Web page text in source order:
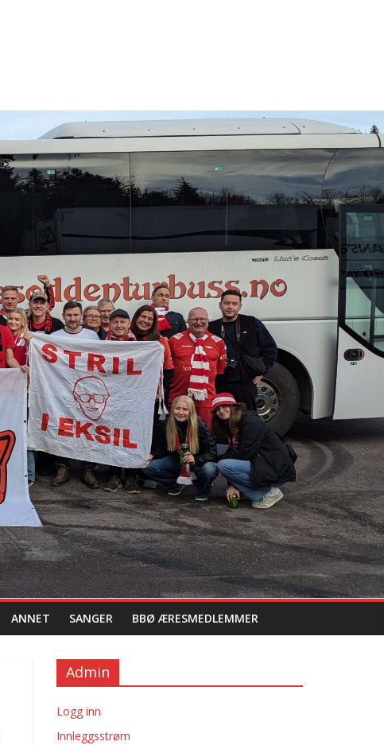
ANNET SANGER BBØ ÆRESMEDLEMMER
Admin
Logg inn
Innleggsstrøm